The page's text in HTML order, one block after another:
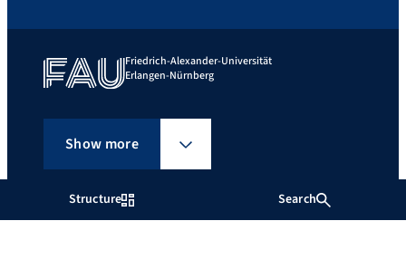
Structure Search
Friedrich-Alexander-Universität
Erlangen-Nürnberg
Show more